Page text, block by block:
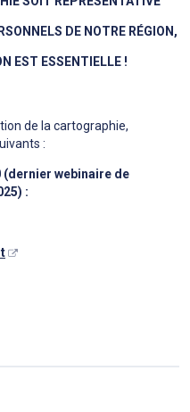
DE NOTRE RÉGION,
EST ESSENTIELLE !
de la cartographie,
:
(dernier webinaire de
: